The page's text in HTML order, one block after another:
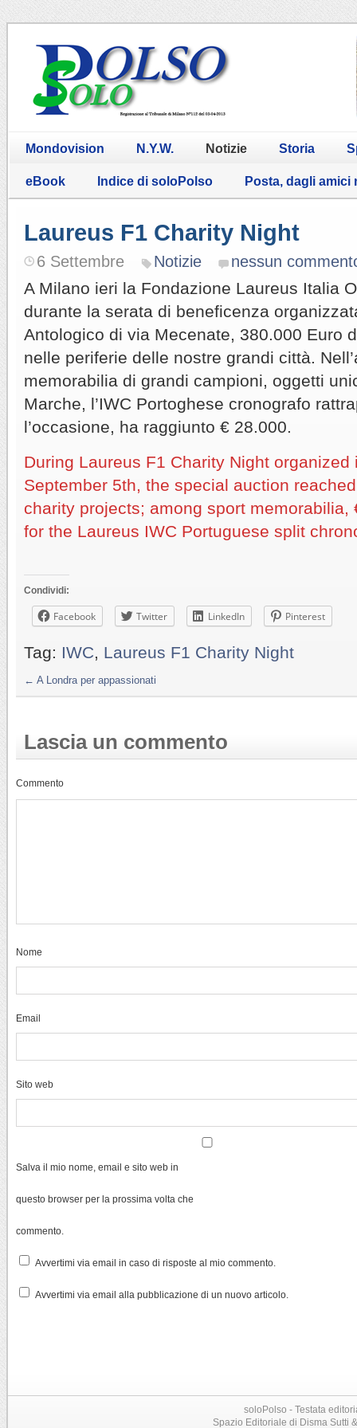
Mondovision N.Y.W. Notizie Storia
eBook Indice di soloPolso Posta, dagli amici
Laureus F1 Charity Night
6 Settembre Notizie nessun
A Milano ieri la Fondazione Laureus Italia
durante la serata di beneficenza
Antologico di via Mecenate, 380.000 Euro
nelle periferie delle nostre grandi città.
memorabilia di grandi campioni, oggetti
Marche, l’IWC Portoghese cronografo
l’occasione, ha raggiunto € 28.000.
During Laureus F1 Charity Night organized
September 5th, the special auction
charity projects; among sport memorabilia,
for the Laureus IWC Portuguese split
Condividi:
Facebook Twitter LinkedIn Pinterest
Tag: IWC Laureus F1 Charity Night
← A Londra per appassionati
Lascia un commento
Commento
Nome
Email
Sito web
Salva il mio nome, email e sito web in
questo browser per la prossima volta che
commento.
Avvertimi via email in caso di risposte al mio commento.
Avvertimi via email alla pubblicazione di un nuovo articolo.
soloPolso - Testata
Spazio Editoriale di Disma Sutti